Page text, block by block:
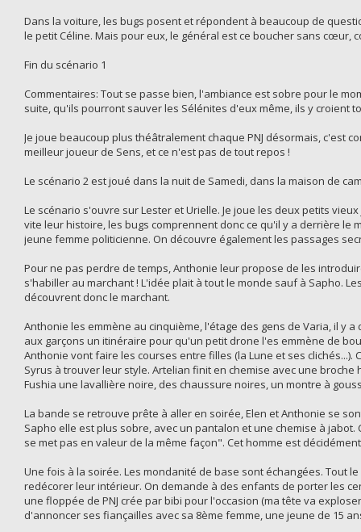
Dans la voiture, les bugs posent et répondent à beaucoup de
le petit Céline. Mais pour eux, le général est ce boucher sans cœur,
Fin du scénario 1
Commentaires: Tout se passe bien, l'ambiance est sobre pour le
suite, qu'ils pourront sauver les Sélénites d'eux même, ils y croient
Je joue beaucoup plus théâtralement chaque PNJ désormais, c'est
meilleur joueur de Sens, et ce n'est pas de tout repos !
Le scénario 2 est joué dans la nuit de Samedi, dans la maison de
Le scénario s'ouvre sur Lester et Urielle. Je joue les deux petits
vite leur histoire, les bugs comprennent donc ce qu'il y a derrière
jeune femme politicienne. On découvre également les passages
Pour ne pas perdre de temps, Anthonie leur propose de les
s'habiller au marchant ! L'idée plait à tout le monde sauf à Sapho.
découvrent donc le marchant.
Anthonie les emmène au cinquième, l'étage des gens de Varia, il y
aux garçons un itinéraire pour qu'un petit drone l'es emmène de
Anthonie vont faire les courses entre filles (la Lune et ses
Syrus à trouver leur style. Artelian finit en chemise avec une
Fushia une lavallière noire, des chaussure noires, un montre à
La bande se retrouve prête à aller en soirée, Elen et Anthonie se
Sapho elle est plus sobre, avec un pantalon et une chemise à
se met pas en valeur de la même façon". Cet homme est
Une fois à la soirée. Les mondanité de base sont échangées. Tout
redécorer leur intérieur. On demande à des enfants de porter les
une floppée de PNJ crée par bibi pour l'occasion (ma tête va
d'annoncer ses fiançailles avec sa 8ème femme, une jeune de 15